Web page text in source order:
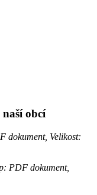
obcí
dokument, Velikost:
PDF dokument,